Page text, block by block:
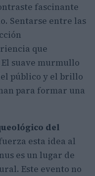
fascinante
Sentarse entre las
que
suave murmullo
público y el brillo
para formar una
del
esta idea al
es un lugar de
Este evento no